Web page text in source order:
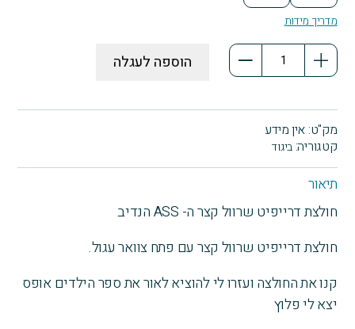
מדריך מידות
כמות
דרייפיט
ה-
ASS
הוספה לעגלה
תיאור
חולצת דרייפיט שרוול קצר ה- ASS הנדיב
חולצת דרייפיט שרוול קצר עם פתח צוואר עגול.
קנו את החולצה ועזרו לי להוציא לאור את ספר הילדים אופס
יצא לי פלוץ
מק"ט: אין מידע
קטגוריה: ביגוד